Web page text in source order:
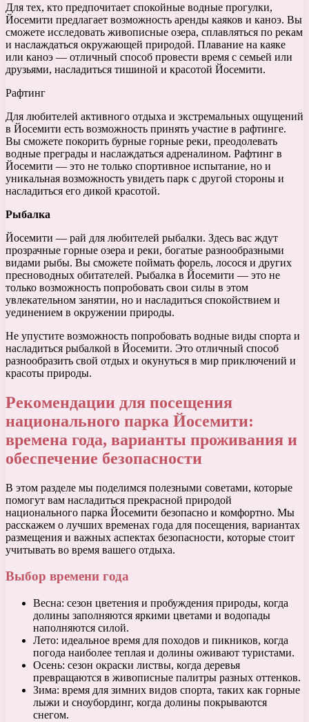
Для тех, кто предпочитает спокойные водные прогулки,
Йосемити предлагает возможность аренды каяков и каноэ. Вы
сможете исследовать живописные озера, сплавляться по рекам
и наслаждаться окружающей природой. Плавание на каяке
или каноэ — отличный способ провести время с семьей или
друзьями, насладиться тишиной и красотой Йосемити.
Рафтинг
Для любителей активного отдыха и экстремальных ощущений
в Йосемити есть возможность принять участие в рафтинге.
Вы сможете покорить бурные горные реки, преодолевать
водные преграды и наслаждаться адреналином. Рафтинг в
Йосемити — это не только спортивное испытание, но и
уникальная возможность увидеть парк с другой стороны и
насладиться его дикой красотой.
Рыбалка
Йосемити — рай для любителей рыбалки. Здесь вас ждут
прозрачные горные озера и реки, богатые разнообразными
видами рыбы. Вы сможете поймать форель, лосося и других
пресноводных обитателей. Рыбалка в Йосемити — это не
только возможность попробовать свои силы в этом
увлекательном занятии, но и насладиться спокойствием и
уединением в окружении природы.
Не упустите возможность попробовать водные виды спорта и
насладиться рыбалкой в Йосемити. Это отличный способ
разнообразить свой отдых и окунуться в мир приключений и
красоты природы.
Рекомендации для посещения
национального парка Йосемити:
времена года, варианты проживания и
обеспечение безопасности
В этом разделе мы поделимся полезными советами, которые
помогут вам насладиться прекрасной природой
национального парка Йосемити безопасно и комфортно. Мы
расскажем о лучших временах года для посещения, вариантах
размещения и важных аспектах безопасности, которые стоит
учитывать во время вашего отдыха.
Выбор времени года
Весна: сезон цветения и пробуждения природы, когда
долины заполняются яркими цветами и водопады
наполняются силой.
Лето: идеальное время для походов и пикников, когда
погода наиболее теплая и долины оживают туристами.
Осень: сезон окраски листвы, когда деревья
превращаются в живописные палитры разных оттенков.
Зима: время для зимних видов спорта, таких как горные
лыжи и сноубординг, когда долины покрываются
снегом.